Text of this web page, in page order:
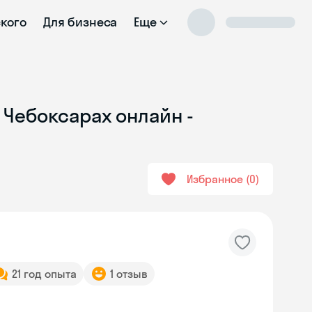
Для бизнеса Еще
онлайн -
Избранное 0
21 год опыта 1 отзыв